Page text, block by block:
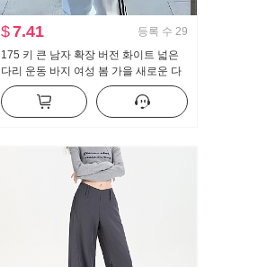
$7.41 등록 수 29
175 키 큰 남자 확장 버전 화이트 넓은
다리 운동 바지 여성 봄 가을 새로운 다
용도 스트라이프 캐주얼 바닥 청소 바지